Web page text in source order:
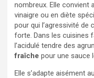
nombreux. Elle convient
vinaigre ou en diète
pour qui l’agressivité de
forte. Dans les cuisines
l’acidulé tendre des
fraîche pour une sauce
Elle s’adapte aisément